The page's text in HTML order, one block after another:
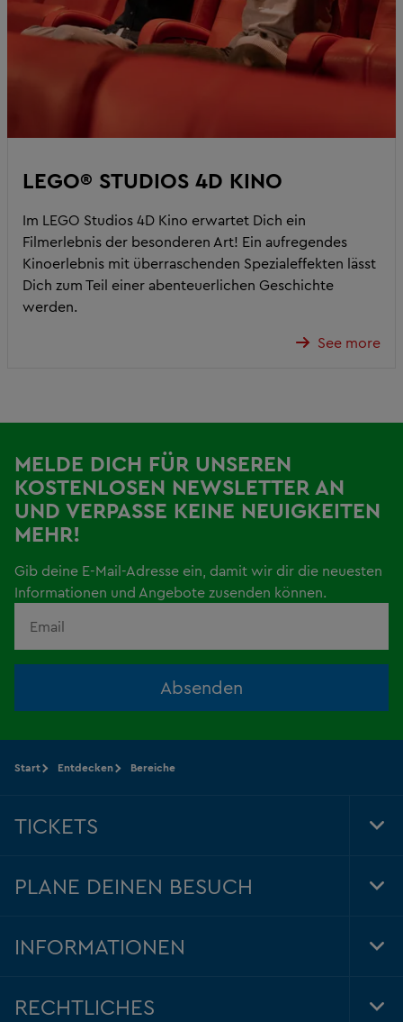
LEGO® STUDIOS 4D KINO
Im LEGO Studios 4D Kino erwartet Dich ein
Filmerlebnis der besonderen Art! Ein aufregendes
Kinoerlebnis mit überraschenden Spezialeffekten lässt
Dich zum Teil einer abenteuerlichen Geschichte
werden.
See more
MELDE DICH FÜR UNSEREN
KOSTENLOSEN NEWSLETTER AN
UND VERPASSE KEINE NEUIGKEITEN
MEHR!
Gib deine E-Mail-Adresse ein, damit wir dir die neuesten
Informationen und Angebote zusenden können.
Absenden
Start Entdecken Bereiche
TICKETS
PLANE DEINEN BESUCH
INFORMATIONEN
RECHTLICHES